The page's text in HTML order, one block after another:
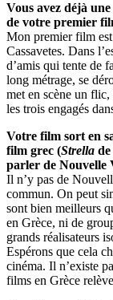
Vous avez déjà
de votre premier
Mon premier film
Cassavetes. Dans
d’amis qui tente de
long métrage, se
met en scène un
les trois engagés
Votre film sort en
film grec (Strella
parler de Nouvelle
Il n’y pas de
commun. On peut
sont bien meilleurs
en Grèce, ni de
grands réalisateurs
Espérons que cela
cinéma. Il n’existe
films en Grèce